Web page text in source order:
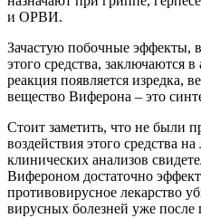
и ОРВИ.
Зачастую побочные эффекты,
этого средства, заключаются
реакция появляется изредка,
вещество Виферона – это
Стоит заметить, что не были
воздействия этого средства
клинических анализов
Вифероном достаточно
противовирусное лекарство
вирусных болезней уже после